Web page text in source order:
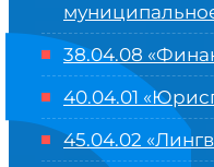
38.04.08
40.04.01
45.04.02